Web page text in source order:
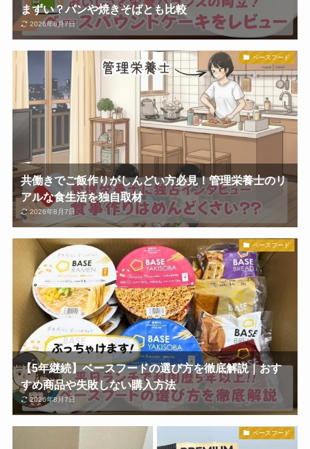
まずい？パンや焼きそばとも比較
2026年8月7日
ベースフード
共働きでご飯作りがしんどい方必見！管理栄養士のリ
アルな食生活を独自取材
2026年8月7日
ベースフード
【5年継続】ベースフードの選び方を徹底解説｜おす
すめ商品や失敗しない購入方法
2026年8月7日
ベースフード